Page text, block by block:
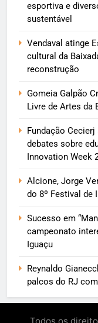
esportiva e
sustentável
Vendaval atinge
cultural da
reconstrução
Gomeia Galpão
Livre de Artes da
Fundação
debates sobre
Innovation Week
Alcione, Jorge
do 8º Festival de
Sucesso em
campeonato
Iguaçu
Reynaldo
palcos do RJ